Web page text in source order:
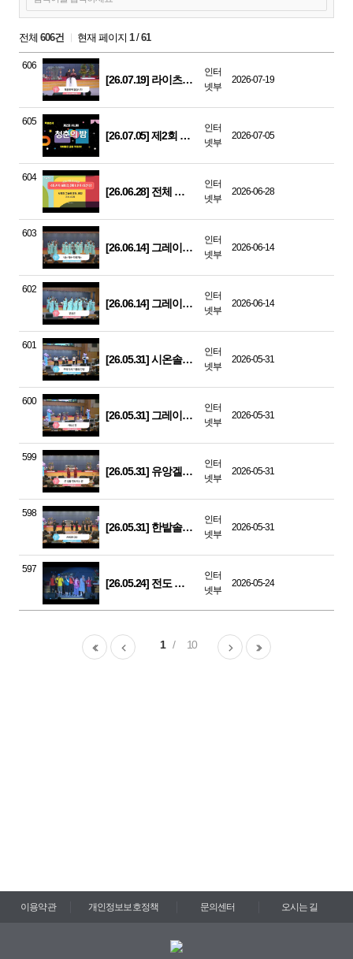
전체 606건 현재 페이지1/61
606
[26.07.19] 라이츠 예배무용 - 복음밖에 없습니다
인터
넷부
2026-07-19
605
[26.07.05] 제2회 시니어 청춘의 밤
인터
넷부
2026-07-05
604
[26.06.28] 전체 선교팀 - 사망의 그늘에 앉아, 비전
인터
넷부
2026-06-28
603
[26.06.14] 그레이스 여성선교합창단 - 나는 예수 따라가는
인터
넷부
2026-06-14
602
[26.06.14] 그레이스 여성선교합창단 - 믿음은
인터
넷부
2026-06-14
601
[26.05.31] 시온솔리스트 - 우리 다시 기쁨의 찬양
인터
넷부
2026-05-31
600
[26.05.31] 그레이스 찬무단 - 사도신경
인터
넷부
2026-05-31
599
[26.05.31] 유앙겔리온 - 큰 길을 만드시는 분
인터
넷부
2026-05-31
598
[26.05.31] 한밭솔리스트 - AMOR DEI
인터
넷부
2026-05-31
597
[26.05.24] 전도 스킷드라마
인터
넷부
2026-05-24
1 10
이용약관 개인정보보호정책 문의센터 오시는 길